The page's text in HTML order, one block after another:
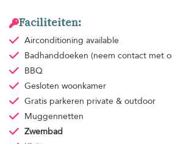
Faciliteiten:
Airconditioning available
Badhanddoeken (neem contact met
BBQ
Gesloten woonkamer
Gratis parkeren private & outdoor
Muggennetten
Zwembad